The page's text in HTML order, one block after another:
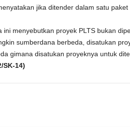
jika ditender dalam satu
ini menyebutkan proyek PLTS bukan
sumberdana berbeda, disatukan
gimana disatukan proyeknya untuk
SK-14)